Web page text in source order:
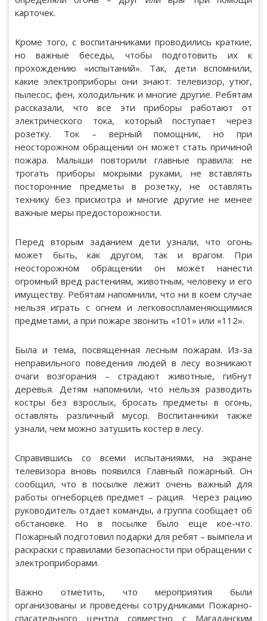
карточек.
Кроме того, с воспитанниками проводились краткие,
но важные беседы, чтобы подготовить их к
прохождению «испытаний». Так, дети вспомнили,
какие электроприборы они знают: телевизор, утюг,
пылесос, фен, холодильник и многие другие. Ребятам
рассказали, что все эти приборы работают от
электрического тока, который поступает через
розетку. Ток – верный помощник, но при
неосторожном обращении он может стать причиной
пожара. Малыши повторили главные правила: не
трогать приборы мокрыми руками, не вставлять
посторонние предметы в розетку, не оставлять
технику без присмотра и многие другие не менее
важные меры предосторожности.
Перед вторым заданием дети узнали, что огонь
может быть, как другом, так и врагом. При
неосторожном обращении он может нанести
огромный вред растениям, животным, человеку и его
имуществу. Ребятам напомнили, что ни в коем случае
нельзя играть с огнем и легковоспламеняющимися
предметами, а при пожаре звонить «101» или «112».
Была и тема, посвященная лесным пожарам. Из-за
неправильного поведения людей в лесу возникают
очаги возгорания – страдают животные, гибнут
деревья. Детям напомнили, что нельзя разводить
костры без взрослых, бросать предметы в огонь,
оставлять различный мусор. Воспитанники также
узнали, чем можно затушить костер в лесу.
Справившись со всеми испытаниями, на экране
телевизора вновь появился Главный пожарный. Он
сообщил, что в посылке лежит очень важный для
работы огнеборцев предмет – рация. Через рацию
руководитель отдает команды, а группа сообщает об
обстановке. Но в посылке было еще кое-что.
Пожарный подготовил подарки для ребят – вымпела и
раскраски с правилами безопасности при обращении с
электроприборами.
Важно отметить, что мероприятия были
организованы и проведены сотрудниками Пожарно-
спасательного центра совместно с Магаданским